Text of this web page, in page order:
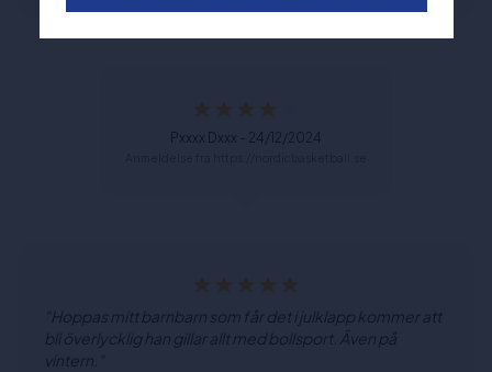
Pxxxx Dxxx - 24/12/2024
"Hoppas mitt barnbarn som får det i julklapp kommer att
bli överlycklig han gillar allt med bollsport. Även på
vintern."